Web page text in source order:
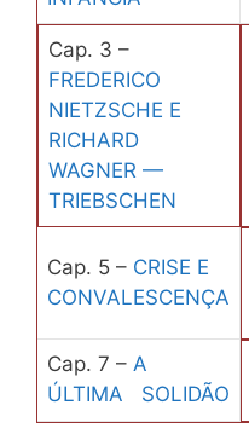
Cap. 3 –
FREDERICO
NIETZSCHE E
RICHARD
WAGNER —
TRIEBSCHEN
Cap. 5 – CRISE E
CONVALESCENÇA
Cap. 7 – A
ÚLTIMA SOLIDÃO